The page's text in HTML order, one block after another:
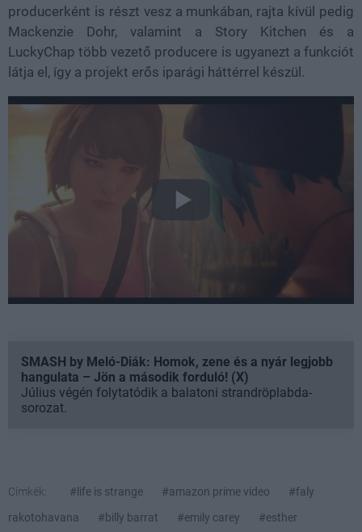
producerként is részt vesz a munkában, rajta kívül pedig
Mackenzie Dohr, valamint a Story Kitchen és a
LuckyChap több vezető producere is ugyanezt a funkciót
látja el, így a projekt erős iparági háttérrel készül.
SMASH by Meló-Diák: Homok, zene és a nyár legjobb
hangulata – Jön a második forduló! (X)
Július végén folytatódik a balatoni strandröplabda-
sorozat.
Címkék: #life is strange #amazon prime video
#faly
rakotohavana
#billy barrat #emily carey
#esther